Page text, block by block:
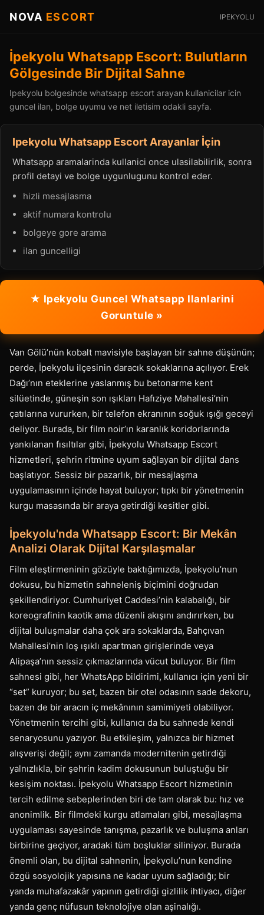
NOVA ESCORT IPEKYOLU
İpekyolu Whatsapp Escort: Bulutların
Gölgesinde Bir Dijital Sahne
Ipekyolu bolgesinde whatsapp escort arayan kullanicilar icin
guncel ilan, bolge uyumu ve net iletisim odakli sayfa.
Ipekyolu Whatsapp Escort Arayanlar İçin
Whatsapp aramalarinda kullanici once ulasilabilirlik, sonra
profil detayi ve bolge uygunlugunu kontrol eder.
hizli mesajlasma
aktif numara kontrolu
bolgeye gore arama
ilan guncelligi
★ Ipekyolu Guncel Whatsapp Ilanlarini
Goruntule »
Van Gölü’nün kobalt mavisiyle başlayan bir sahne düşünün;
perde, İpekyolu ilçesinin daracık sokaklarına açılıyor. Erek
Dağı’nın eteklerine yaslanmış bu betonarme kent
silüetinde, güneşin son ışıkları Hafıziye Mahallesi’nin
çatılarına vururken, bir telefon ekranının soğuk ışığı geceyi
deliyor. Burada, bir film noir’ın karanlık koridorlarında
yankılanan fısıltılar gibi, İpekyolu Whatsapp Escort
hizmetleri, şehrin ritmine uyum sağlayan bir dijital dans
başlatıyor. Sessiz bir pazarlık, bir mesajlaşma
uygulamasının içinde hayat buluyor; tıpkı bir yönetmenin
kurgu masasında bir araya getirdiği kesitler gibi.
İpekyolu'nda Whatsapp Escort: Bir Mekân
Analizi Olarak Dijital Karşılaşmalar
Film eleştirmeninin gözüyle baktığımızda, İpekyolu’nun
dokusu, bu hizmetin sahneleniş biçimini doğrudan
şekillendiriyor. Cumhuriyet Caddesi’nin kalabalığı, bir
koreografinin kaotik ama düzenli akışını andırırken, bu
dijital buluşmalar daha çok ara sokaklarda, Bahçıvan
Mahallesi’nin loş ışıklı apartman girişlerinde veya
Alipaşa’nın sessiz çıkmazlarında vücut buluyor. Bir film
sahnesi gibi, her WhatsApp bildirimi, kullanıcı için yeni bir
“set” kuruyor; bu set, bazen bir otel odasının sade dekoru,
bazen de bir aracın iç mekânının samimiyeti olabiliyor.
Yönetmenin tercihi gibi, kullanıcı da bu sahnede kendi
senaryosunu yazıyor. Bu etkileşim, yalnızca bir hizmet
alışverişi değil; aynı zamanda modernitenin getirdiği
yalnızlıkla, bir şehrin kadim dokusunun buluştuğu bir
kesişim noktası. İpekyolu Whatsapp Escort hizmetinin
tercih edilme sebeplerinden biri de tam olarak bu: hız ve
anonimlik. Bir filmdeki kurgu atlamaları gibi, mesajlaşma
uygulaması sayesinde tanışma, pazarlık ve buluşma anları
birbirine geçiyor, aradaki tüm boşluklar siliniyor. Burada
önemli olan, bu dijital sahnenin, İpekyolu’nun kendine
özgü sosyolojik yapısına ne kadar uyum sağladığı; bir
yanda muhafazakâr yapının getirdiği gizlilik ihtiyacı, diğer
yanda genç nüfusun teknolojiye olan aşinalığı.